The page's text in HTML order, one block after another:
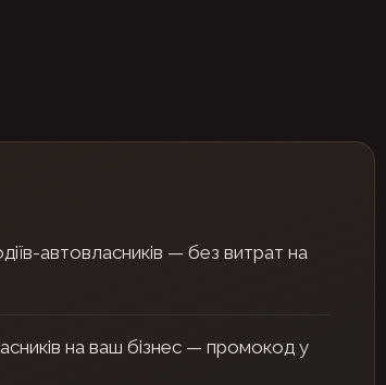
автовласників — без витрат на
на ваш бізнес — промокод у